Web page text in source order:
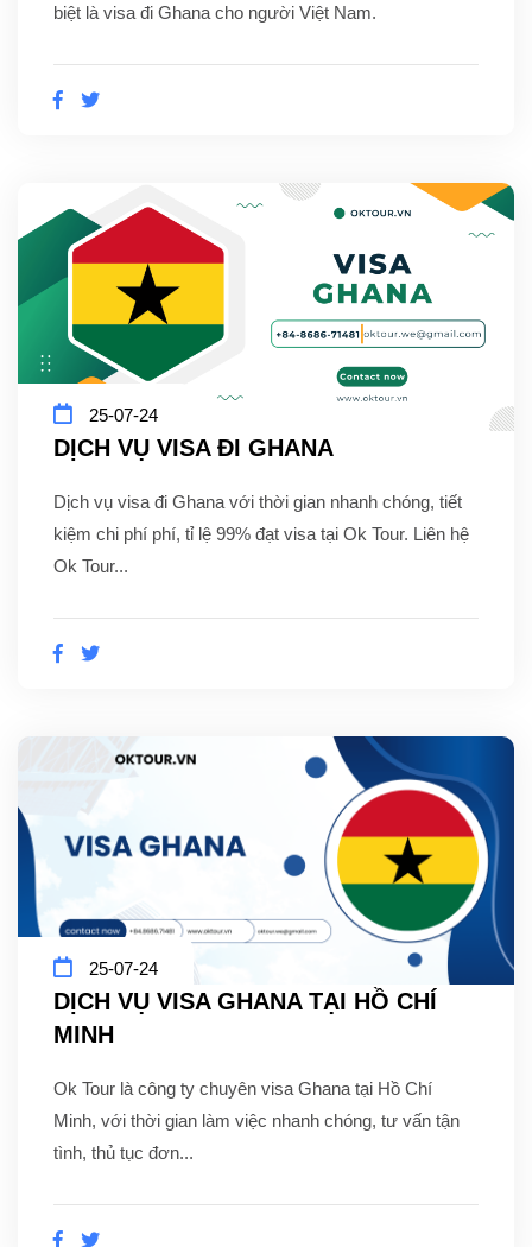
biệt là visa đi Ghana cho người Việt Nam.
25-07-24
DỊCH VỤ VISA ĐI GHANA
Dịch vụ visa đi Ghana với thời gian nhanh chóng, tiết
kiệm chi phí phí, tỉ lệ 99% đạt visa tại Ok Tour. Liên hệ
Ok Tour...
25-07-24
DỊCH VỤ VISA GHANA TẠI HỒ CHÍ
MINH
Ok Tour là công ty chuyên visa Ghana tại Hồ Chí
Minh, với thời gian làm việc nhanh chóng, tư vấn tận
tình, thủ tục đơn...